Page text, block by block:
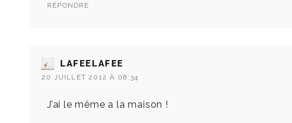
RÉPONDRE
LAFEELAFEE
20 JUILLET 2012 À 08:34
J’ai le même a la maison !